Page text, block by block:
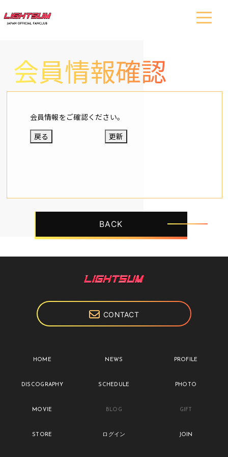
会員情報確認
会員情報をご確認ください。
戻る
更新
BACK
CONTACT
HOME NEWS PROFILE
DISCOGRAPHY SCHEDULE PHOTO
MOVIE BLOG GIFT
STORE ログイン JOIN